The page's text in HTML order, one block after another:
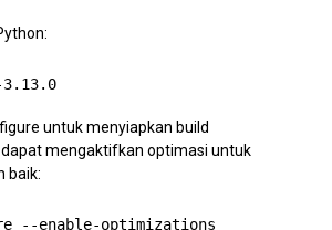
3.13.0
untuk menyiapkan build
mengaktifkan optimasi untuk
baik:
--enable-optimizations